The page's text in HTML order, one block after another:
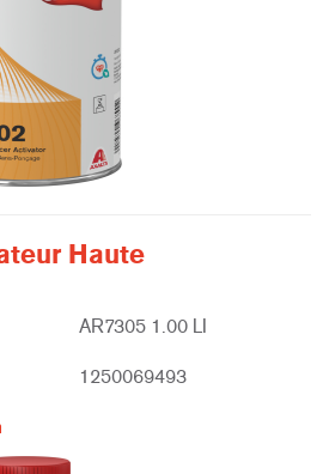
Haute
AR7305 1.00 LI
1250069493